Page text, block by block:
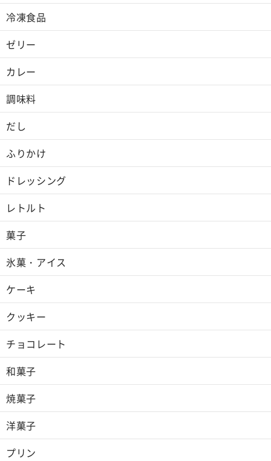
冷凍食品
ゼリー
カレー
調味料
だし
ふりかけ
ドレッシング
レトルト
菓子
氷菓・アイス
ケーキ
クッキー
チョコレート
和菓子
焼菓子
洋菓子
プリン